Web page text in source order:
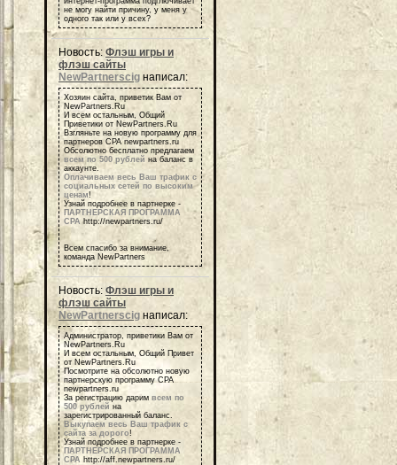
не могу найти причину, у меня у
одного так или у всех?
Новость: Флэш игры и
флэш сайты
NewPartnerscig написал:
Хозяин сайта, приветик Вам от
NewPartners.Ru
И всем остальным, Общий
Приветики от NewPartners.Ru
Взгляньте на новую программу для
партнеров СРА newpartners.ru
Обсолютно бесплатно предлагаем
всем по 500 рублей на баланс в
аккаунте.
Оплачиваем весь Ваш трафик с
социальных сетей по высоким
ценам!
Узнай подробнее в партнерке -
ПАРТНЕРСКАЯ ПРОГРАММА
СРА http://newpartners.ru/
Всем спасибо за внимание,
команда NewPartners
Новость: Флэш игры и
флэш сайты
NewPartnerscigнаписал:
Администратор, приветики Вам от
NewPartners.Ru
И всем остальным, Общий Привет
от NewPartners.Ru
Посмотрите на обсолютно новую
партнерскую программу СРА
newpartners.ru
За регистрацию дарим всем по
500 рублей на
зарегистрированный баланс.
Выкупаем весь Ваш трафик с
сайта за дорого!
Узнай подробнее в партнерке -
ПАРТНЕРСКАЯ ПРОГРАММА
СРА http://aff.newpartners.ru/